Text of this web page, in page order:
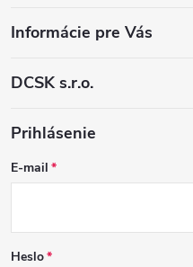
Informácie pre Vás
DCSK s.r.o.
Prihlásenie
E-mail
Heslo